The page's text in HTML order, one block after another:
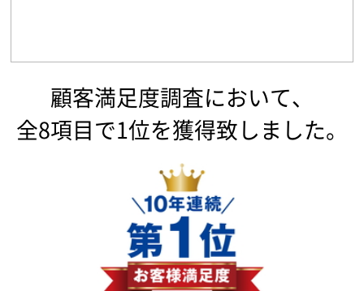
顧客満足度調査において、
全8項目で1位を獲得致しました。